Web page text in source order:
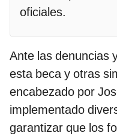
oficiales.
Ante las denuncias
esta beca y otras
encabezado por
implementado
garantizar que los